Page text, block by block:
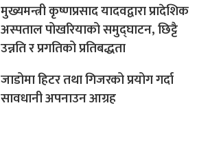
मुख्यमन्त्री कृष्णप्रसाद यादवद्वारा प्रादेशिक
अस्पताल पोखरियाको समुद्घाटन, छिट्टै
उन्नति र प्रगतिको प्रतिबद्धता
जाडोमा हिटर तथा गिजरको प्रयोग गर्दा
सावधानी अपनाउन आग्रह